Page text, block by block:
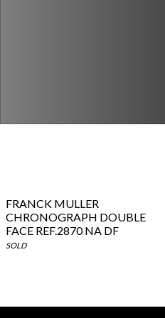
FRANCK MULLER
CHRONOGRAPH DOUBLE
FACE REF.2870 NA DF
SOLD